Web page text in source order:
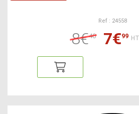
Ref : 24558
8€40 7€99